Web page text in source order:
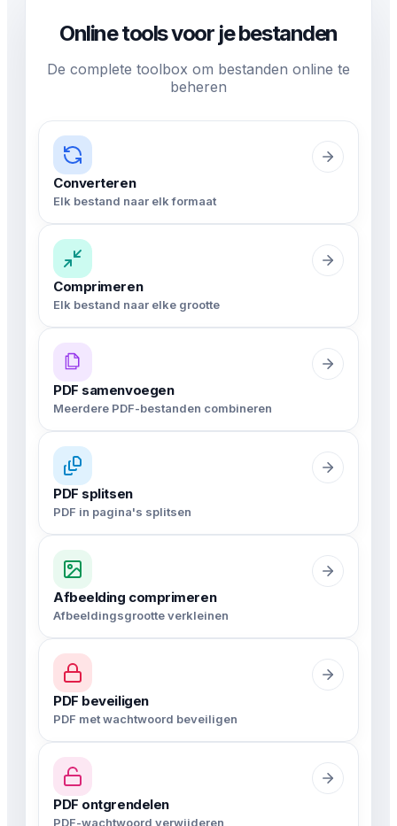
Online tools voor je bestanden
De complete toolbox om bestanden online te
beheren
Converteren
Elk bestand naar elk formaat
Comprimeren
Elk bestand naar elke grootte
PDF samenvoegen
Meerdere PDF-bestanden combineren
PDF splitsen
PDF in pagina's splitsen
Afbeelding comprimeren
Afbeeldingsgrootte verkleinen
PDF beveiligen
PDF met wachtwoord beveiligen
PDF ontgrendelen
PDF-wachtwoord verwijderen